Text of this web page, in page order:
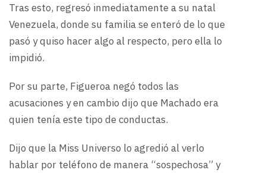
Tras esto, regresó inmediatamente a su natal
Venezuela, donde su familia se enteró de lo que
pasó y quiso hacer algo al respecto, pero ella lo
impidió.
Por su parte, Figueroa negó todos las
acusaciones y en cambio dijo que Machado era
quien tenía este tipo de conductas.
Dijo que la Miss Universo lo agredió al verlo
hablar por teléfono de manera “sospechosa” y